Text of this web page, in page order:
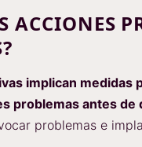
ACCIONES
implican medidas
problemas antes de
problemas e